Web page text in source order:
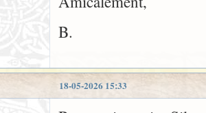
B.
18-05-2026 15:33